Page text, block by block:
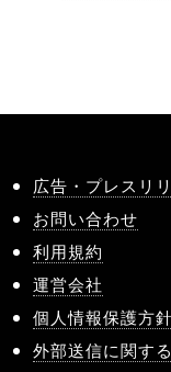
広告・プレスリ
お問い合わせ
利用規約
運営会社
個人情報保護方針
外部送信に関す